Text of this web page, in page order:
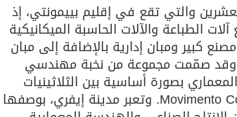
والتي تقع في إقليم بييمونتي، إذ
الطباعة والآلات الحاسبة الميكانيكية
كبير ومبان إدارية بالإضافة إلى مبان
وقد صمّمت مجموعة من نخبة مهندسي
بصورة أساسية بين الثلاثينيات
والستينيات، إذ يجسّد أفكار الحركة الشعبية Movimento Comunità. وتعبر مدينة إيفري، بوصفها